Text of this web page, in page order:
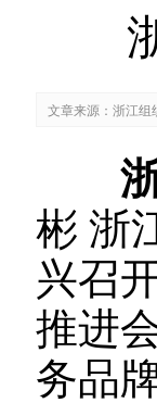
文章来源：浙江组
彬 浙
兴召
推进
务品